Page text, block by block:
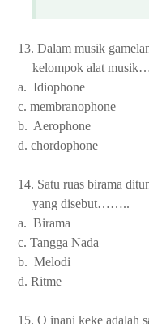
13. Dalam musik
kelompok alat
a.
c. membranophone
b.
d. chordophone
14. Satu ruas birama
yang disebut……..
a.
c. Tangga Nada
b.
d. Ritme
15. O inani keke adalah